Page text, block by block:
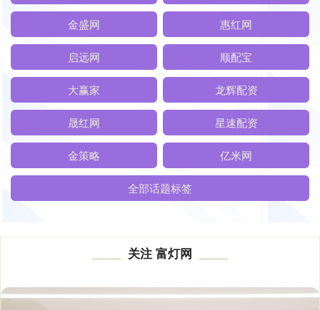
金盛网 惠红网
启远网 顺配宝
大赢家 龙辉配资
晟红网 星速配资
金策略 亿米网
全部话题标签
关注 富灯网